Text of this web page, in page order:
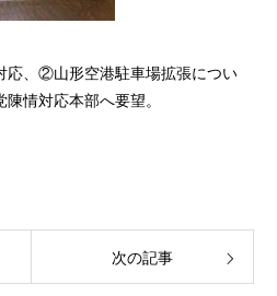
、②山形空港駐車場拡張につい
情対応本部へ要望。
次の記事